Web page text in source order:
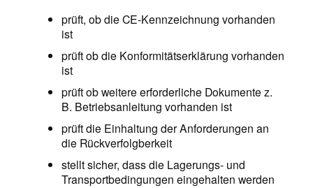
prüft, ob die CE-Kennzeichnung vorhanden
ist
prüft ob die Konformitätserklärung vorhanden
ist
prüft ob weitere erforderliche Dokumente z.
B. Betriebsanleitung vorhanden ist
prüft die Einhaltung der Anforderungen an
die Rückverfolgberkeit
stellt sicher, dass die Lagerungs- und
Transportbedingungen eingehalten werden